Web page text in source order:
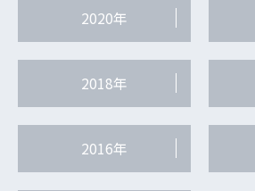
2020年
2018年
2016年